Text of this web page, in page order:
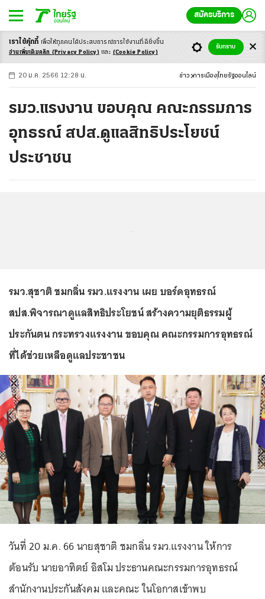
สมัครบริการ
-ก ก ก+
20 ม.ค. 2566 12:28 น. ข่าว การเมือง ไทยรัฐออนไลน์
รมว.แรงงาน ขอบคุณ คณะกรรมการ
อุทธรณ์ สปส.ดูแลสิทธิประโยชน์
ประชาชน
รมว.สุชาติ ชมกลิ่น รมว.แรงงาน เผย บอร์ดอุทธรณ์
สปส.พิจารณาดูแลสิทธิประโยชน์ สร้างความยุติธรรมผู้
ประกันตน กระทรวงแรงงาน ขอบคุณ คณะกรรมการอุทธรณ์
ที่ได้ช่วยเหลือดูแลประชาชน
วันที่ 20 ม.ค. 66 นายสุชาติ ชมกลิ่น รมว.แรงงาน ให้การ
ต้อนรับ นายอาทิตย์ อิสโม ประธานคณะกรรมการอุทธรณ์
สำนักงานประกันสังคม และคณะ ในโอกาสเข้าพบ
เราใช้คุ้กกี้ เพื่อให้ทุกคนได้ประสบการณ์การใช้งานที่ดียิ่งขึ้น
อ่านเพิ่มเติมคลิก (Privacy Policy) และ (Cookie Policy)
รับทราบ